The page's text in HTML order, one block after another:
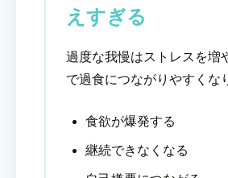
えすぎる
過度な我慢はストレスを増
で過食につながりやすくな
食欲が爆発する
継続できなくなる